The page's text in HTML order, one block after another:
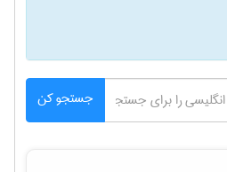
جستجو کن